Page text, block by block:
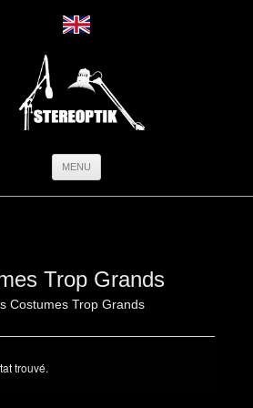
MENU
Trop Grands
Costumes Trop Grands
trouvé.